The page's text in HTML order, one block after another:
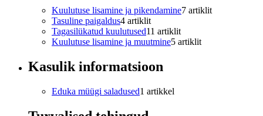
Kuulutuse lisamine ja pikendamine7 artiklit
Tasuline paigaldus4 artiklit
Tagasilükatud kuulutused11 artiklit
Kuulutuse lisamine ja muutmine5 artiklit
Kasulik informatsioon
Eduka müügi saladused1 artikkel